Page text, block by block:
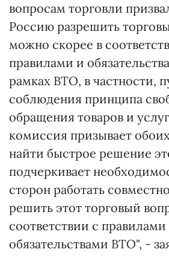
вопросам торговли
Россию разрешить
можно скорее в
правилами и
рамках ВТО, в частности,
соблюдения принципа
обращения товаров и
комиссия призывает
найти быстрое решение
подчеркивает
сторон работать
решить этот торговый
соответствии с правилами
обязательствами ВТО", -